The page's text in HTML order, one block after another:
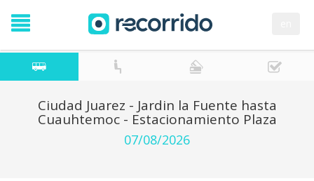
Ciudad Juarez - Jardin la Fuente hasta
Cuauhtemoc - Estacionamiento Plaza
07/08/2026